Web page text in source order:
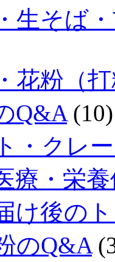
生そば
花粉（
Q&A(10)
・クレ
療・栄
け後の
のQ&A